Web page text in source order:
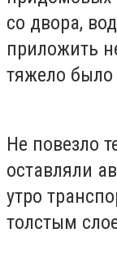
со двора,
приложить
тяжело
Не повезло
оставляли
утро
толстым